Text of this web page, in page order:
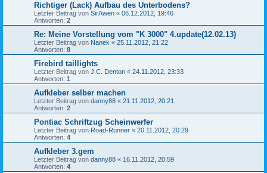
Richtiger (Lack) Aufbau des Unterbodens?
Letzter Beitrag von SirAwen « 06.12.2012, 19:46
Antworten: 2
Re: Meine Vorstellung vom "K 3000" 4.update(12.02.13)
Letzter Beitrag von Nanek « 25.11.2012, 21:22
Antworten: 8
Firebird taillights
Letzter Beitrag von J.C. Denton « 24.11.2012, 23:33
Antworten: 1
Aufkleber selber machen
Letzter Beitrag von danny88 « 21.11.2012, 20:21
Antworten: 2
Pontiac Schriftzug Scheinwerfer
Letzter Beitrag von Road-Runner « 20.11.2012, 20:29
Antworten: 4
Aufkleber 3.gem
Letzter Beitrag von danny88 « 16.11.2012, 20:59
Antworten: 4